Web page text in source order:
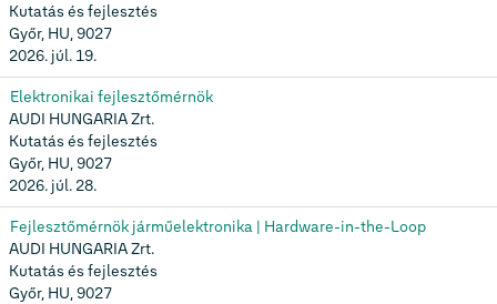
Kutatás és fejlesztés
Győr, HU, 9027
2026. júl. 19.
Elektronikai fejlesztőmérnök
AUDI HUNGARIA Zrt.
Kutatás és fejlesztés
Győr, HU, 9027
2026. júl. 28.
Fejlesztőmérnök járműelektronika | Hardware-in-the-Loop
AUDI HUNGARIA Zrt.
Kutatás és fejlesztés
Győr, HU, 9027